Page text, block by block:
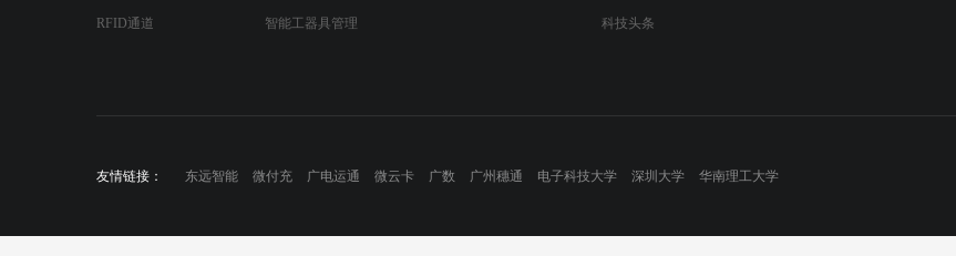
RFID通道 智能工器具管理 科技头条
友情链接： 东远智能 微付充 广电运通 微云卡 广数 广州穗通 电子科技大学 深圳大学 华南理工大学